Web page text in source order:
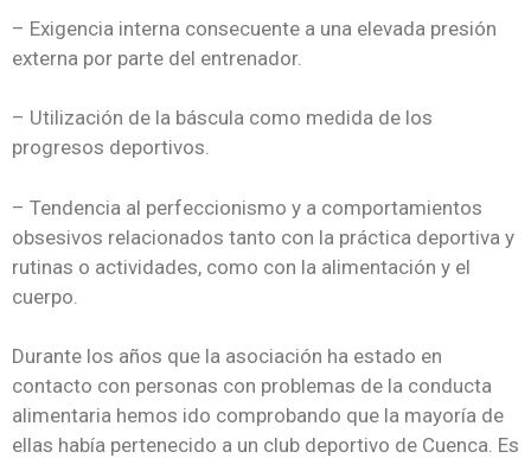
– Exigencia interna consecuente a una elevada presión
externa por parte del entrenador.
– Utilización de la báscula como medida de los
progresos deportivos.
– Tendencia al perfeccionismo y a comportamientos
obsesivos relacionados tanto con la práctica deportiva y
rutinas o actividades, como con la alimentación y el
cuerpo.
Durante los años que la asociación ha estado en
contacto con personas con problemas de la conducta
alimentaria hemos ido comprobando que la mayoría de
ellas había pertenecido a un club deportivo de Cuenca. Es